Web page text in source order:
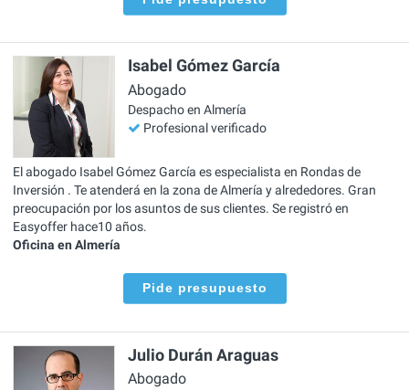
Isabel Gómez García
Abogado
Despacho en Almería
Profesional verificado
El abogado Isabel Gómez García es especialista en Rondas de
Inversión . Te atenderá en la zona de Almería y alrededores. Gran
preocupación por los asuntos de sus clientes. Se registró en
Easyoffer hace10 años.
Oficina en Almería
Pide presupuesto
Julio Durán Araguas
Abogado